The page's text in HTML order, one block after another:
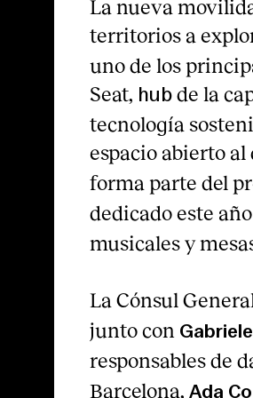
La nueva
territorios a
uno de los
Seat, hub de la
tecnología
espacio abierto
forma parte del
dedicado este
musicales y
La Cónsul
junto con
responsables de
Barcelona, Ada